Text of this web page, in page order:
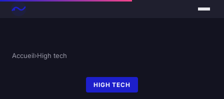
Accueil›High tech
HIGH TECH